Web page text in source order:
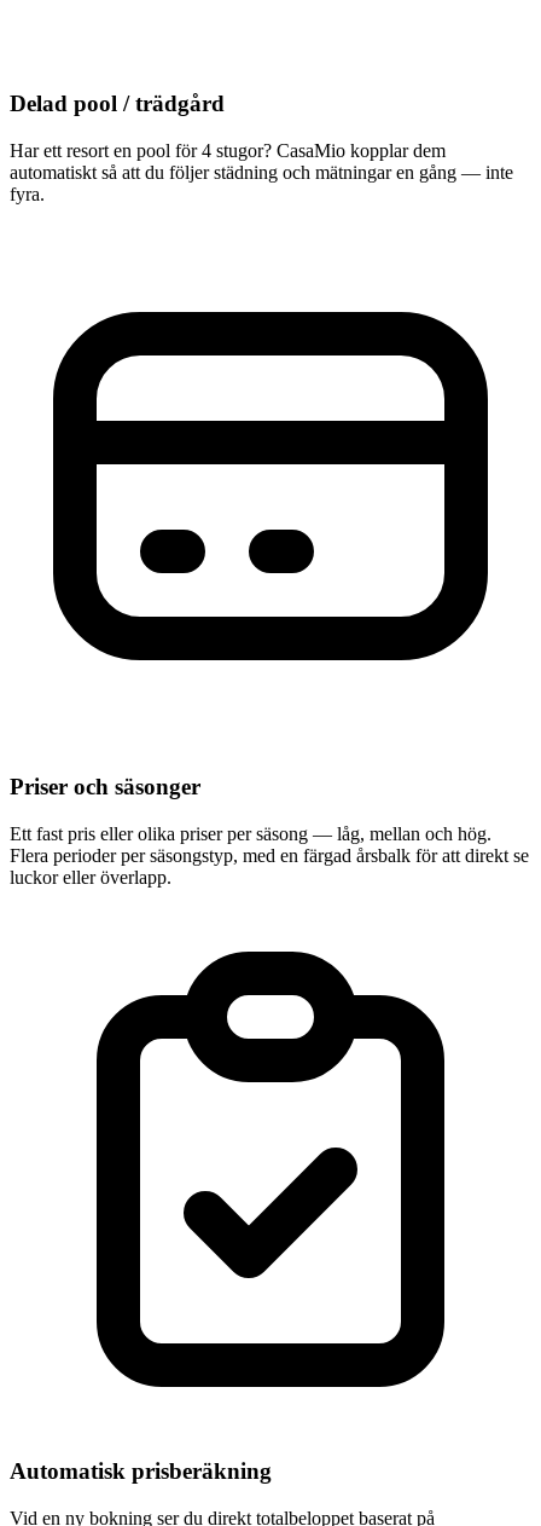
Delad pool / trädgård
Har ett resort en pool för 4 stugor? CasaMio kopplar dem
automatiskt så att du följer städning och mätningar en gång — inte
fyra.
Priser och säsonger
Ett fast pris eller olika priser per säsong — låg, mellan och hög.
Flera perioder per säsongstyp, med en färgad årsbalk för att direkt se
luckor eller överlapp.
Automatisk prisberäkning
Vid en ny bokning ser du direkt totalbeloppet baserat på